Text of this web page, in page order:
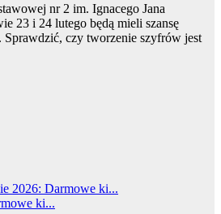
nr 2 im. Ignacego Jana
23 i 24 lutego będą mieli szansę
czy tworzenie szyfrów jest
2026: Darmowe ki...
ki...